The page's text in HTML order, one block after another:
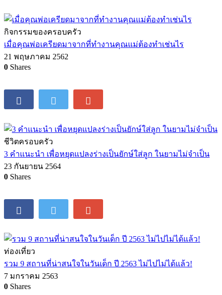
กิจกรรมของครอบครัว
เมื่อคุณพ่อเครียดมาจากที่ทำงานคุณแม่ต้องทำเช่นไร
21 พฤษภาคม 2562
0 Shares
ชีวิตครอบครัว
3 คำแนะนำ เพื่อหยุดแปลงร่างเป็นยักษ์ใส่ลูก ในยามไม่จำเป็น
23 กันยายน 2564
0 Shares
ท่องเที่ยว
รวม 9 สถานที่น่าสนใจในวันเด็ก ปี 2563 ไม่ไปไม่ได้แล้ว!
7 มกราคม 2563
0 Shares